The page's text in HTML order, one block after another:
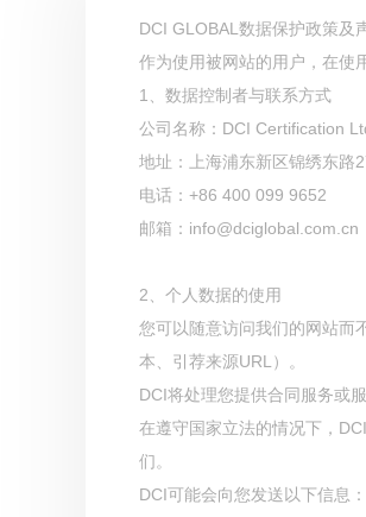
DCI GLOBAL数据保护政策及
作为使用被网站的用户，在使
1、数据控制者与联系方式
公司名称：DCI Certification
地址：上海浦东新区锦绣东路
电话：+86 400 099 9652
邮箱：info@dciglobal.com.cn
2、个人数据的使用
您可以随意访问我们的网站而
本、引荐来源URL）。
DCI将处理您提供合同服务或
在遵守国家立法的情况下，
们。
DCI可能会向您发送以下信息：